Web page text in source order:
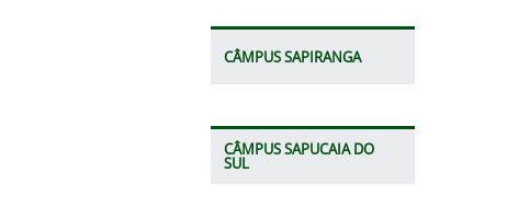
CÂMPUS SAPIRANGA
CÂMPUS SAPUCAIA DO
SUL